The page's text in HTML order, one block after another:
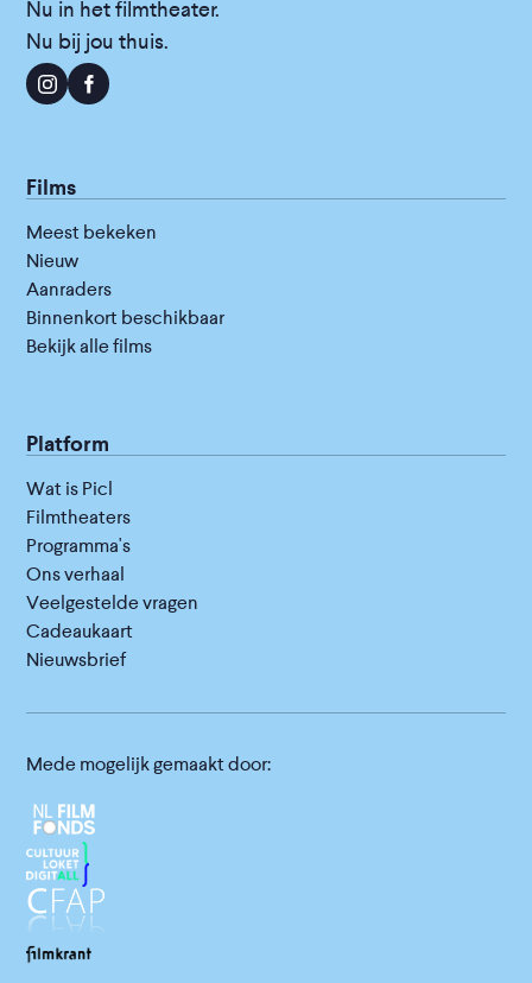
Nu in het filmtheater.
Nu bij jou thuis.
Films
Meest bekeken
Nieuw
Aanraders
Binnenkort beschikbaar
Bekijk alle films
Platform
Wat is Picl
Filmtheaters
Programma's
Ons verhaal
Veelgestelde vragen
Cadeaukaart
Nieuwsbrief
Mede mogelijk gemaakt door: